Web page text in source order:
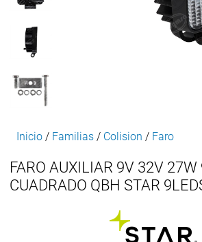
Inicio / Familias / Colision / Faro
FARO AUXILIAR 9V 32V 27W
CUADRADO QBH STAR